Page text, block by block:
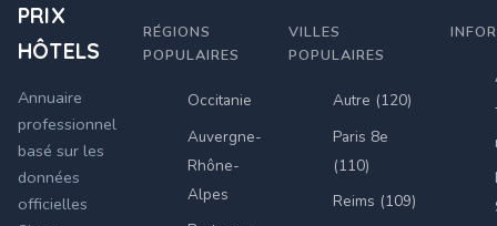
PRIX
HÔTELS
Annuaire
professionnel
basé sur les
données
officielles
RÉGIONS
POPULAIRES
Occitanie
Auvergne-
Rhône-
Alpes
VILLES
POPULAIRES
Autre (120)
Paris 8e
(110)
Reims (109)